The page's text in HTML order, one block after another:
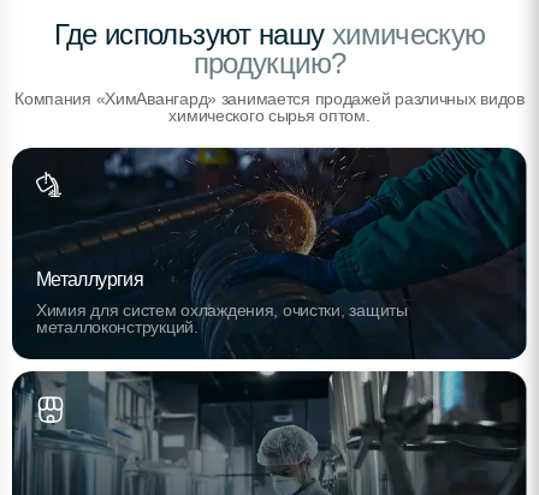
Где используют нашухимическую
продукцию?
Компания «ХимАвангард» занимается продажей различных видов
химического сырья оптом.
Металлургия
Химия для систем охлаждения, очистки, защиты
металлоконструкций.